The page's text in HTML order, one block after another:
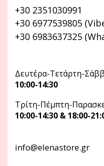
+30 2351030991
+30 6977539805
+30 6983637325
Δευτέρα-Τετάρτη-
10:00-14:30
Τρίτη-Πέμπτη-
10:00-14:30 & 18:00-
info@elenastore.gr